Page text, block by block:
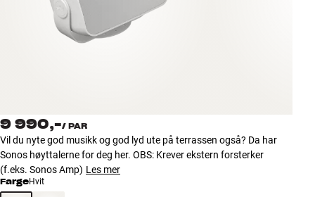
Tilbehør
NYHETER
TILBUD
Finn Butikk
9 990,-/ PAR
Vil du nyte god musikk og god lyd ute på terrassen også? Da har
Sonos høyttalerne for deg her. OBS: Krever ekstern forsterker
(f.eks. Sonos Amp) Les mer
FargeHvit